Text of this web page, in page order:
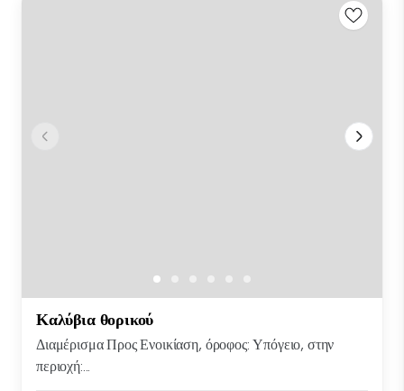
Καλύβια θορικού
Διαμέρισμα Προς Ενοικίαση, όροφος: Υπόγειο, στην
περιοχή:...